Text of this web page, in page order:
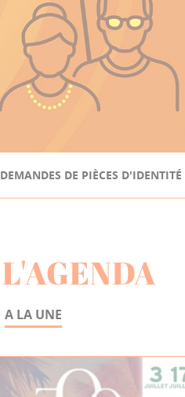
DEMANDES DE PIÈCES D'IDENTITÉ
L'AGENDA
A LA UNE